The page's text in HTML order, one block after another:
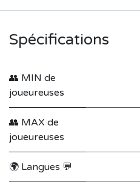
Spécifications
👥 MIN de
joueureuses
👥 MAX de
joueureuses
🌍 Langues 💬